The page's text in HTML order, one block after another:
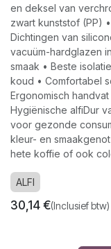
en deksel van
zwart kunststof (PP)
Dichtingen van
vacuüm-hardglazen
smaak • Beste
koud • Comfortabel
Ergonomisch
Hygiënische alfiDur
voor gezonde
kleur- en
hete koffie of ook
ALFI
30,14€(Inclusief btw)